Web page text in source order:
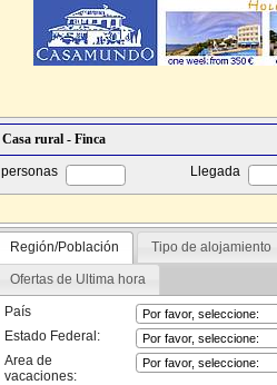
personas Llegada
Región/Población Tipo de alojamiento
Ofertas de Ultima hora
País
Estado Federal:
Area de
vacaciones: